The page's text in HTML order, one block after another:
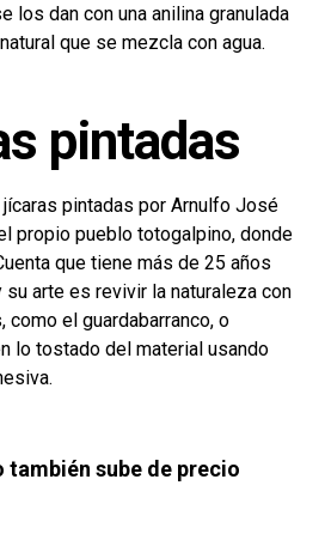
los dan con una anilina granulada
que se mezcla con agua.
pintadas
pintadas por Arnulfo José
propio pueblo totogalpino, donde
que tiene más de 25 años
arte es revivir la naturaleza con
como el guardabarranco, o
lo tostado del material usando
también sube de precio